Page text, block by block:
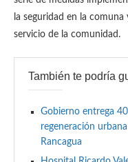
la seguridad en la
servicio de la comunidad.
También te podría
Gobierno entrega
regeneración
Rancagua